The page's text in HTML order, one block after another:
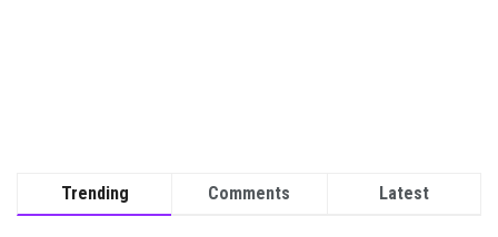
Trending Comments Latest